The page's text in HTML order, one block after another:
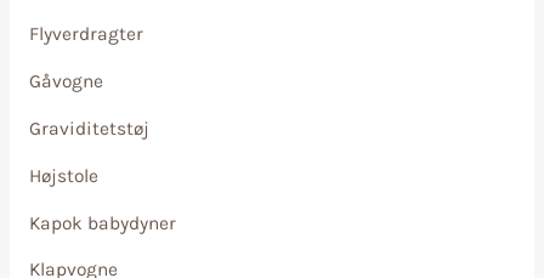
Flyverdragter
Gåvogne
Graviditetstøj
Højstole
Kapok babydyner
Klapvogne